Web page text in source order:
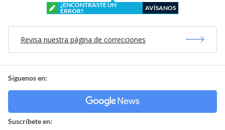
¿ENCONTRASTE UN
ERROR?
AVÍSANOS
Revisa nuestra página de correcciones
Síguenos en:
Suscríbete en: